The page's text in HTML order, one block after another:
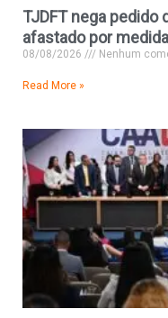
TJDFT nega pedido
afastado por
08/08/2026 Nenhum
Read More »